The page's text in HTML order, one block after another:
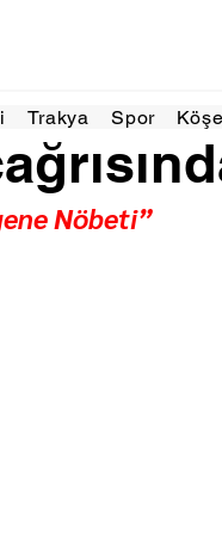
Trakya Spor
Ara 20252 dakikada okunur
Nöbeti”